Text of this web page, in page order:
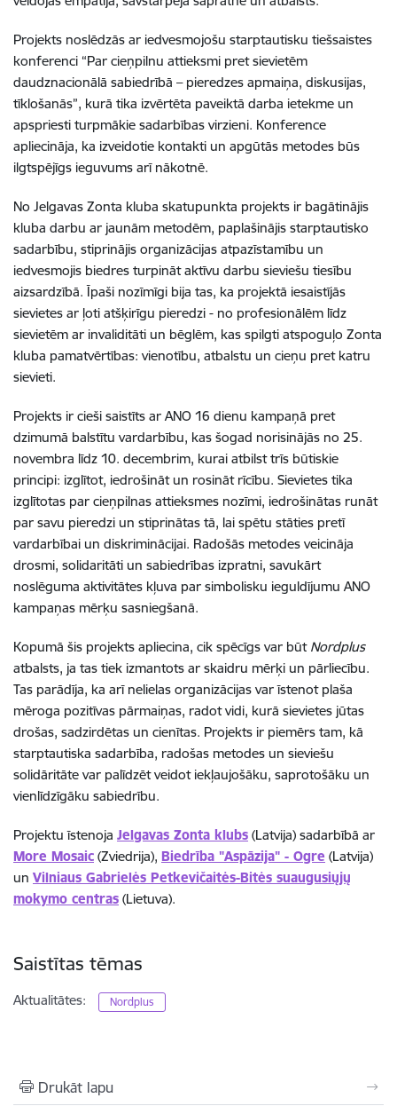
Projekts noslēdzās ar iedvesmojošu starptautisku tiešsaistes
konferenci “Par cieņpilnu attieksmi pret sievietēm
daudznacionālā sabiedrībā – pieredzes apmaiņa, diskusijas,
tīklošanās”, kurā tika izvērtēta paveiktā darba ietekme un
apspriesti turpmākie sadarbības virzieni. Konference
apliecināja, ka izveidotie kontakti un apgūtās metodes būs
ilgtspējīgs ieguvums arī nākotnē.
No Jelgavas Zonta kluba skatupunkta projekts ir bagātinājis
kluba darbu ar jaunām metodēm, paplašinājis starptautisko
sadarbību, stiprinājis organizācijas atpazīstamību un
iedvesmojis biedres turpināt aktīvu darbu sieviešu tiesību
aizsardzībā. Īpaši nozīmīgi bija tas, ka projektā iesaistījās
sievietes ar ļoti atšķirīgu pieredzi - no profesionālēm līdz
sievietēm ar invaliditāti un bēglēm, kas spilgti atspoguļo Zonta
kluba pamatvērtības: vienotību, atbalstu un cieņu pret katru
sievieti.
Projekts ir cieši saistīts ar ANO 16 dienu kampaņā pret
dzimumā balstītu vardarbību, kas šogad norisinājās no 25.
novembra līdz 10. decembrim, kurai atbilst trīs būtiskie
principi: izglītot, iedrošināt un rosināt rīcību. Sievietes tika
izglītotas par cieņpilnas attieksmes nozīmi, iedrošinātas runāt
par savu pieredzi un stiprinātas tā, lai spētu stāties pretī
vardarbībai un diskriminācijai. Radošās metodes veicināja
drosmi, solidaritāti un sabiedrības izpratni, savukārt
noslēguma aktivitātes kļuva par simbolisku ieguldījumu ANO
kampaņas mērķu sasniegšanā.
Kopumā šis projekts apliecina, cik spēcīgs var būtNordplus
atbalsts, ja tas tiek izmantots ar skaidru mērķi un pārliecību.
Tas parādīja, ka arī nelielas organizācijas var īstenot plaša
mēroga pozitīvas pārmaiņas, radot vidi, kurā sievietes jūtas
drošas, sadzirdētas un cienītas. Projekts ir piemērs tam, kā
starptautiska sadarbība, radošas metodes un sieviešu
solidāritāte var palīdzēt veidot iekļaujošāku, saprotošāku un
vienlīdzīgāku sabiedrību.
Projektuīstenoja Jelgavas Zonta klubs (Latvija) sadarbībā ar
More Mosaic (Zviedrija), Biedrība "Aspāzija" - Ogre (Latvija)
un Vilniaus Gabrielės Petkevičaitės-Bitės suaugusiųjų
mokymo centras (Lietuva).
Saistītas tēmas
Aktualitātes: Nordplus
Drukāt lapu